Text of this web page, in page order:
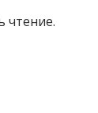
чтение.